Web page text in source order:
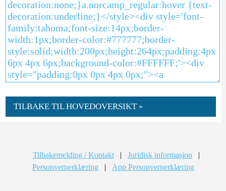
TILBAKE TIL HOVEDOVERSIKT »
Tilbakemelding / Kontakt | Juridisk informasjon
|
Personvernerklæring
| App Personvernerklæring